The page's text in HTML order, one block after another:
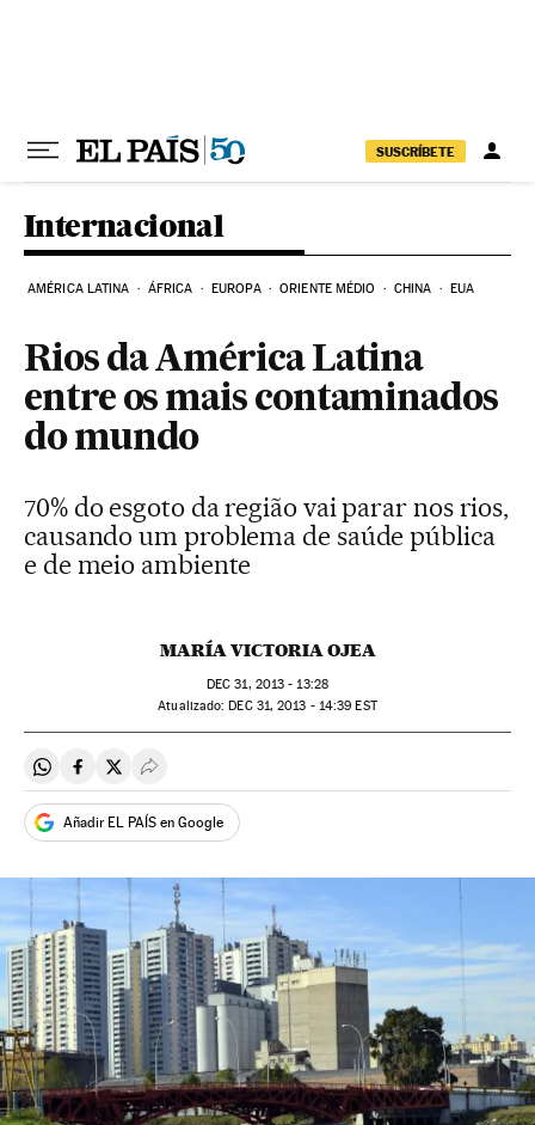
SUSCRÍBETE
Internacional
AMÉRICA LATINA ÁFRICA EUROPA ORIENTE MÉDIO CHINA EUA
Rios da América Latina
entre os mais contaminados
do mundo
70% do esgoto da região vai parar nos rios,
causando um problema de saúde pública
e de meio ambiente
MARÍA VICTORIA OJEA
DEC 31, 2013 - 13:28
atualizado: DEC31, 2013 - 14:39 EST
Compartir en Whatsapp
Compartir en Facebook
Compartir en Twitter
Desplegar Redes Sociales
Añadir EL PAÍS en Google